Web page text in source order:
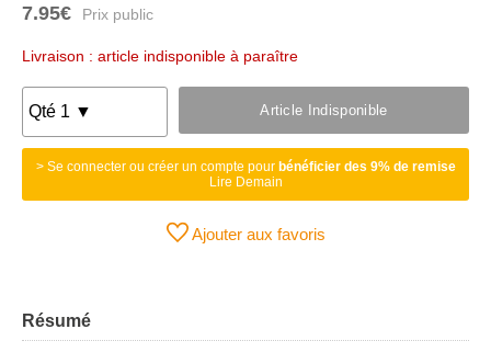
7.95€
Livraison : article indisponible à paraître
Article Indisponible
> Se connecter ou créer un compte pour bénéficier des 9% de remise
Lire Demain
Ajouter aux favoris
Résumé